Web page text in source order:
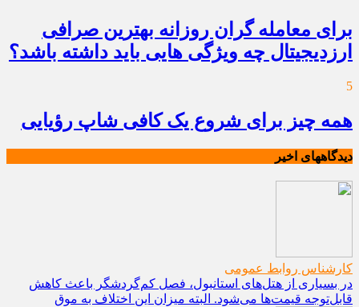
برای معامله گران روزانه بهترین صرافی
ارزدیجیتال چه ویژگی هایی باید داشته باشد؟
5
همه چیز برای شروع یک کافی شاپ رؤیایی
دیدگاههای اخیر
کارشناس روابط عمومی
در بسیاری از هتل‌های استانبول، فصل کم‌گردشگر باعث کاهش
قابل‌توجه قیمت‌ها می‌شود. البته میزان این اختلاف به موق